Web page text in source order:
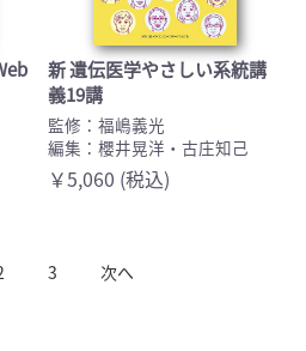
新 遺伝医学やさしい系統講
義19講
監修：福嶋義光
編集：櫻井晃洋・古庄知己
￥5,060 (税込)
3 次へ